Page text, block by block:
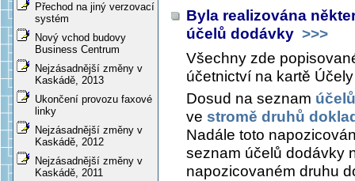
Přechod na jiný verzovací
systém
Nový vchod budovy
Business Centrum
Nejzásadnější změny v
Kaskádě, 2013
Ukončení provozu faxové
linky
Nejzásadnější změny v
Kaskádě, 2012
Nejzásadnější změny v
Kaskádě, 2011
Byla realizována
účelů dodávky >>>
Všechny zde
účetnictví na kartě
Dosud na seznam
ve stromě druhů
Nadále toto
seznam účelů dodávky
napozicovaném druhu